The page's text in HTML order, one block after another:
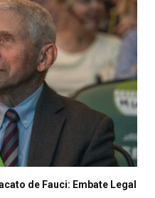
de Fauci: Embate Legal